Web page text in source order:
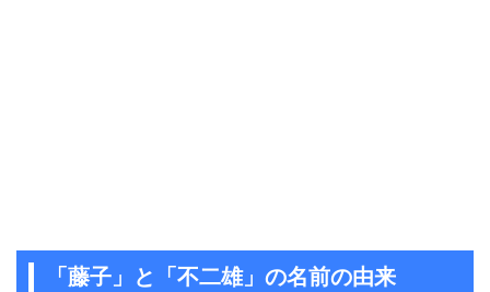
「藤子」と「不二雄」の名前の由来